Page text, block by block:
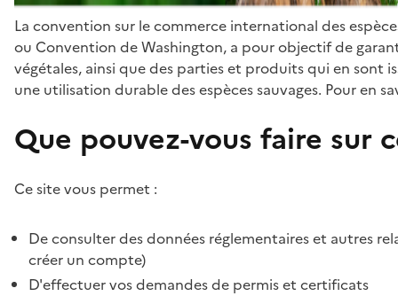
La convention sur le commerce international des
ou Convention de Washington, a pour objectif de
végétales, ainsi que des parties et produits qui en sont
une utilisation durable des espèces sauvages. Pour en
Que pouvez-vous faire sur
Ce site vous permet :
De consulter des données réglementaires et autres
créer un compte)
D'effectuer vos demandes de permis et certificats